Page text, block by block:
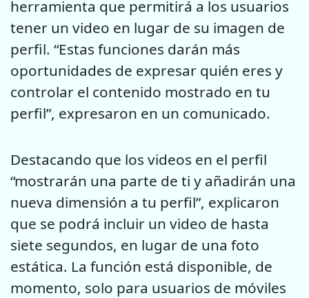
herramienta que permitirá a los usuarios
tener un video en lugar de su imagen de
perfil. “Estas funciones darán más
oportunidades de expresar quién eres y
controlar el contenido mostrado en tu
perfil”, expresaron en un comunicado.
Destacando que los videos en el perfil
“mostrarán una parte de ti y añadirán una
nueva dimensión a tu perfil”, explicaron
que se podrá incluir un video de hasta
siete segundos, en lugar de una foto
estática. La función está disponible, de
momento, solo para usuarios de móviles